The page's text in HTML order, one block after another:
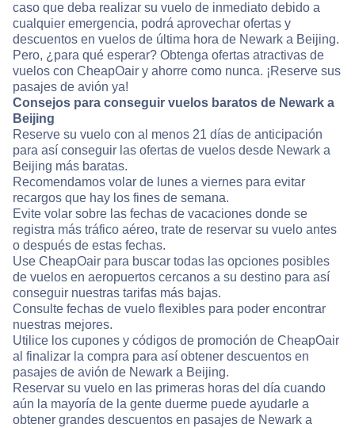
caso que deba realizar su vuelo de inmediato debido a
cualquier emergencia, podrá aprovechar ofertas y
descuentos en vuelos de última hora de Newark a Beijing.
Pero, ¿para qué esperar? Obtenga ofertas atractivas de
vuelos con CheapOair y ahorre como nunca. ¡Reserve sus
pasajes de avión ya!
Consejos para conseguir vuelos baratos de Newark a
Beijing
Reserve su vuelo con al menos 21 días de anticipación
para así conseguir las ofertas de vuelos desde Newark a
Beijing más baratas.
Recomendamos volar de lunes a viernes para evitar
recargos que hay los fines de semana.
Evite volar sobre las fechas de vacaciones donde se
registra más tráfico aéreo, trate de reservar su vuelo antes
o después de estas fechas.
Use CheapOair para buscar todas las opciones posibles
de vuelos en aeropuertos cercanos a su destino para así
conseguir nuestras tarifas más bajas.
Consulte fechas de vuelo flexibles para poder encontrar
nuestras mejores.
Utilice los cupones y códigos de promoción de CheapOair
al finalizar la compra para así obtener descuentos en
pasajes de avión de Newark a Beijing.
Reservar su vuelo en las primeras horas del día cuando
aún la mayoría de la gente duerme puede ayudarle a
obtener grandes descuentos en pasajes de Newark a